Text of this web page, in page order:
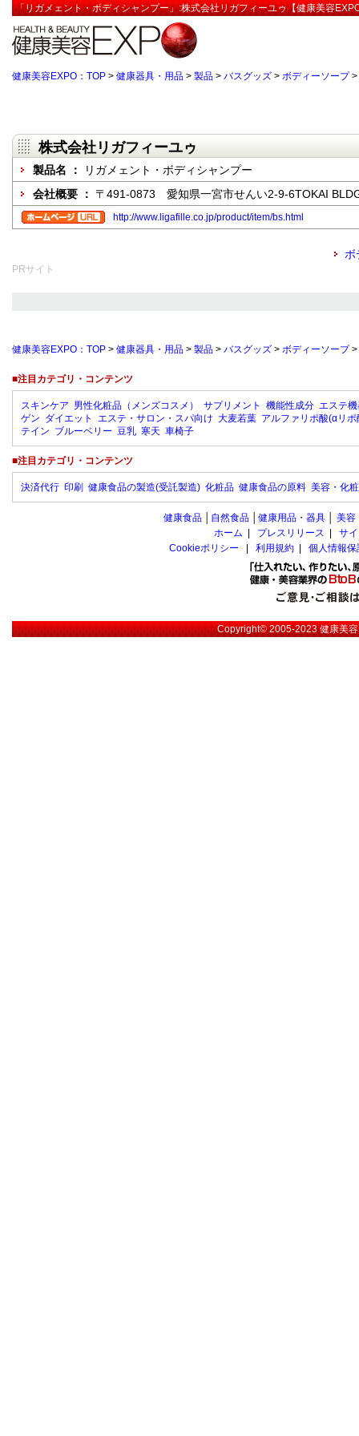
「リガメェント・ボディシャンプー」:株式会社リガフィーユゥ【健康美容
健康美容EXPO：TOP > 健康器具・用品 > 製品 > バスグッズ > ボディーソープ>
株式会社リガフィーユゥ
製品名 ：
リガメェント・ボディシャンプー
会社概要 ： 〒491-0873 愛知県一宮市せんい2-9-6TOKAI
http://www.ligafille.co.jp/product/item/bs.html
ボ
PRサイト
健康美容EXPO：TOP > 健康器具・用品 > 製品 > バスグッズ > ボディーソープ>
■注目カテゴリ・コンテンツ
スキンケア 男性化粧品（メンズコスメ） サプリメント 機能性成分 エステ
ゲン ダイエット エステ・サロン・スパ向け 大麦若葉 アルファリポ酸(αリポ
テイン ブルーベリー 豆乳 寒天 車椅子
■注目カテゴリ・コンテンツ
決済代行 印刷 健康食品の製造(受託製造) 化粧品 健康食品の原料 美容・化
健康食品 自然食品 健康用品・器具 美容
ホーム
プレスリリース
サ
Cookieポリシー
利用規約 個人情報
Copyright© 2005-2023健康美